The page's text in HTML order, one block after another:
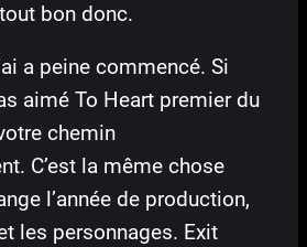
bon donc.
a peine commencé. Si
aimé To Heart premier du
chemin
C’est la même chose
l’année de production,
les personnages. Exit